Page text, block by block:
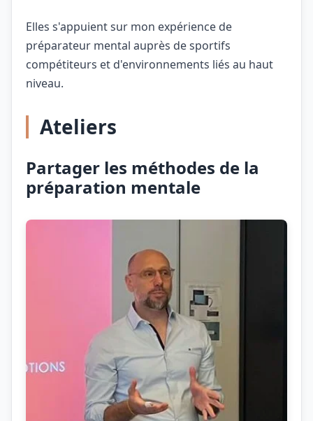
Elles s'appuient sur mon expérience de
préparateur mental auprès de sportifs
compétiteurs et d'environnements liés au haut
niveau.
Ateliers
Partager les méthodes de la
préparation mentale